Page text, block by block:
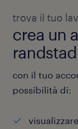
trova il tuo
crea un
randstad
con il tuo
possibilità di: